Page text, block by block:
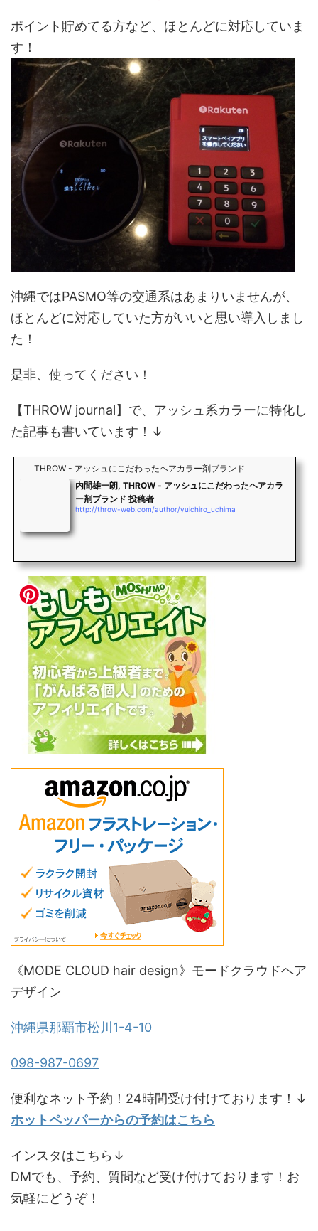
ポイント貯めてる方など、ほとんどに対応していま
す！
沖縄ではPASMO等の交通系はあまりいませんが、
ほとんどに対応していた方がいいと思い導入しまし
た！
是非、使ってください！
【THROW journal】で、アッシュ系カラーに特化し
た記事も書いています！↓
THROW - アッシュにこだわったヘアカラー剤ブランド
内間雄一朗, THROW - アッシュにこだわったヘアカラ
ー剤ブランド 投稿者
http://throw-web.com/author/yuichiro_uchima
《MODE CLOUD hair design》モードクラウドヘア
デザイン
沖縄県那覇市松川1-4-10
098-987-0697
便利なネット予約！24時間受け付けております！↓
ホットペッパーからの予約はこちら
インスタはこちら↓
DMでも、予約、質問など受け付けております！お
気軽にどうぞ！